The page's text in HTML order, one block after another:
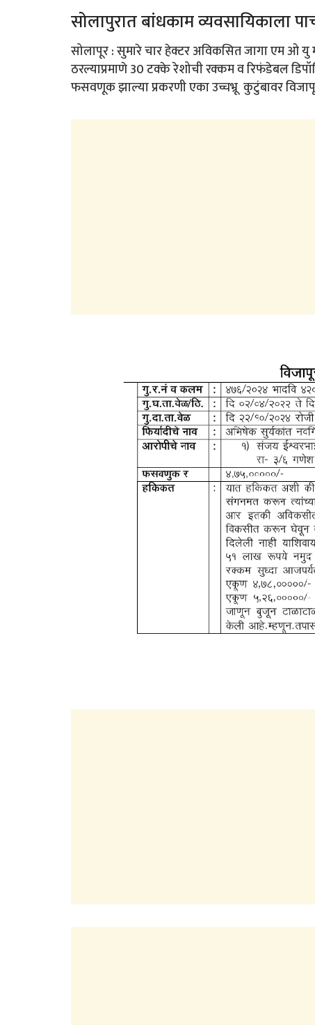
सोलापुरात बांधकाम व्यवसायिकाला
सोलापूर : सुमारे चार हेक्टर अविकसित जागा एम ओ
ठरल्याप्रमाणे 30 टक्के रेशोची रक्कम व रिफंडेबल
फसवणूक झाल्या प्रकरणी एका उच्चभ्रू कुटुंबावर